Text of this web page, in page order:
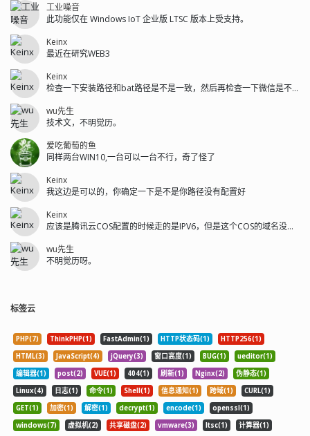
工业噪音
此功能仅在 Windows IoT 企业版 LTSC 版本上受支持。
Keinx
最近在研究WEB3
Keinx
检查一下安装路径和bat路径是不是一致，然后再检查一下微信是不是安装在C盘...
wu先生
技术文，不明觉历。
爱吃葡萄的鱼
同样两台WIN10,一台可以一台不行，奇了怪了
Keinx
我这边是可以的，你确定一下是不是你路径没有配置好
Keinx
应该是腾讯云COS配置的时候走的是IPV6，但是这个COS的域名没有解析I...
wu先生
不明觉历呀。
标签云
PHP(7) ThinkPHP(1) FastAdmin(1) HTTP状态码(1)
HTTP256(1)
HTML(3)
JavaScript(4) jQuery(3) 窗口高度(1) BUG(1)
ueditor(1)
编辑器(1)
post(2) VUE(1) 404(1) 刷新(1) Nginx(2)
伪静态(1)
Linux(4)
日志(1) 命令(1) Shell(1) 信息通知(1) 跨域(1)
CURL(1)
GET(1)
加密(1) 解密(1) decrypt(1) encode(1)
openssl(1)
windows(7)
虚拟机(2) 共享磁盘(2) vmware(3) ltsc(1)
计算器(1)